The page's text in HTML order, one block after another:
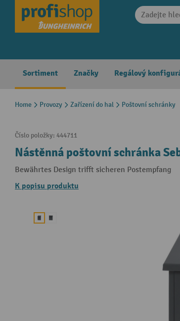
Skip to main navigation
Sortiment Značky Regálový
Home Provozy Zařízení do hal Poštovní schránky
Číslo položky: 444711
Nástěnná poštovní schránka
Bewährtes Design trifft sicheren Postempfang
K popisu produktu